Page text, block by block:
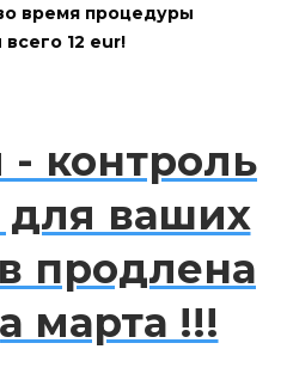
время процедуры
12 eur!
контроль
для ваших
продлена
марта !!!